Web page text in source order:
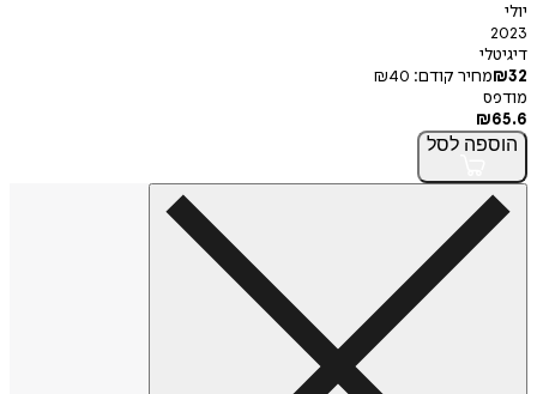
יולי
2023
דיגיטלי
₪32 מחיר קודם: ₪40
מודפס
₪65.6
הוספה לסל